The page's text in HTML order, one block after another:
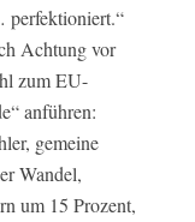
perfektioniert.“
Achtung vor
zum EU-
anführen:
gemeine
Wandel,
um 15 Prozent,